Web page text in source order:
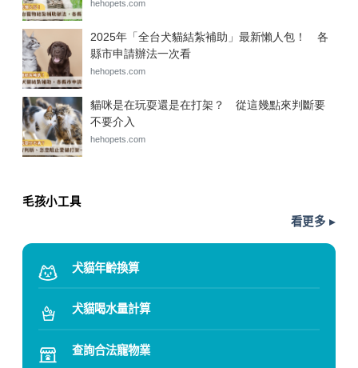
毛孩小工具
看更多 ▸
犬貓年齡換算
犬貓喝水量計算
查詢合法寵物業